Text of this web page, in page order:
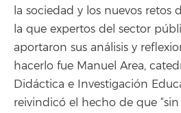
la sociedad y los nuevos retos
la que expertos del sector
aportaron sus análisis y
hacerlo fue Manuel Area,
Didáctica e Investigación
reivindicó el hecho de que